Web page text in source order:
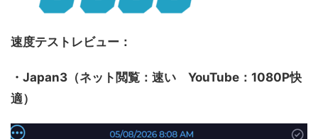
速度テストレビュー：
・Japan3（ネット閲覧：速い YouTube：1080P快
適）